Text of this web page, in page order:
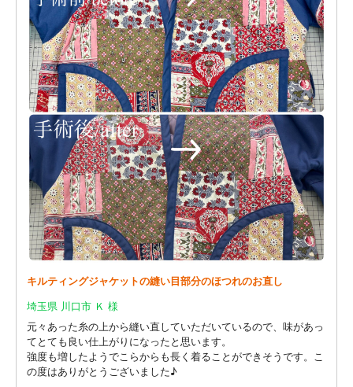
キルティングジャケットの縫い目部分のほつれのお直し
埼玉県 川口市 Ｋ 様
元々あった糸の上から縫い直していただいているので、味があっ
てとても良い仕上がりになったと思います。
強度も増したようでこらからも長く着ることができそうです。こ
の度はありがとうございました♪